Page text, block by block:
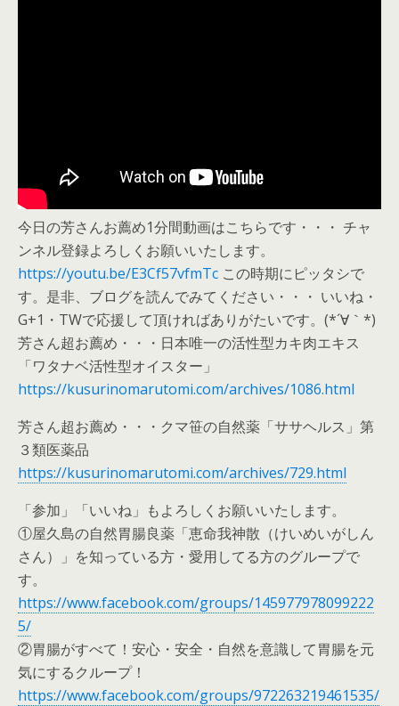
今日の芳さんお薦め1分間動画はこちらです・・・ チャ
ンネル登録よろしくお願いいたします。
https://youtu.be/E3Cf57vfmTc この時期にピッタシで
す。是非、ブログを読んでみてください・・・ いいね・
G+1・TWで応援して頂ければありがたいです。(*´∀｀*)
芳さん超お薦め・・・日本唯一の活性型カキ肉エキス
「ワタナベ活性型オイスター」
https://kusurinomarutomi.com/archives/1086.html
芳さん超お薦め・・・クマ笹の自然薬「ササヘルス」第
３類医薬品
https://kusurinomarutomi.com/archives/729.html
「参加」「いいね」もよろしくお願いいたします。
①屋久島の自然胃腸良薬「恵命我神散（けいめいがしん
さん）」を知っている方・愛用してる方のグループで
す。
https://www.facebook.com/groups/145977978099222
5/
②胃腸がすべて！安心・安全・自然を意識して胃腸を元
気にするクループ！
https://www.facebook.com/groups/972263219461535/